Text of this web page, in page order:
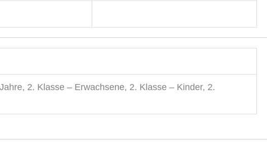
2. Klasse – Erwachsene, 2. Klasse – Kinder, 2.